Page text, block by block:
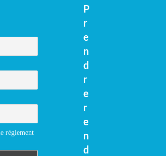
réglement
P
r
e
n
d
r
e
r
e
n
d